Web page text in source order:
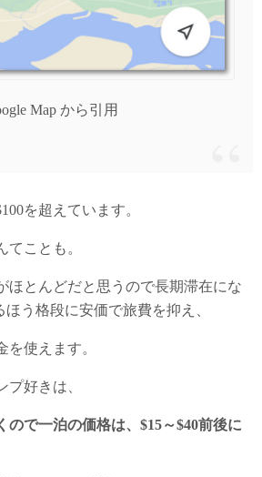
Map から引用
を超えています。
てことも。
ほとんどだと思うので長期滞在にな
ほう格段に安価で旅費を抑え、
を使えます。
プ好きは、
ので一泊の価格は、$15～$40前後に